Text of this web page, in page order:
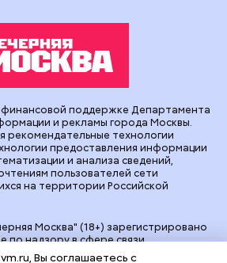
Москва" (18+) зарегистрировано
по надзору в сфере связи,
и массовых коммуникаций
поддержке Департамента
и рекламы города Москвы.
рекомендательные технологии
предоставления информации
и анализа сведений,
пользователей сети
на территории Российской
Вы соглашаетесь с